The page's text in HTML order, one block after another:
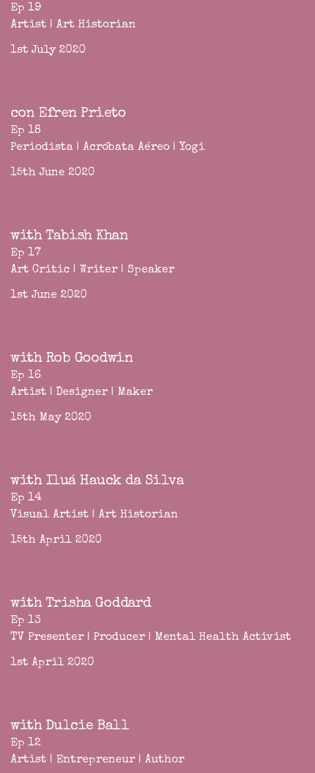
Ep 19
Artist | Art Historian
1st July 2020
con Efren Prieto
Ep 18
Periodista | Acróbata Aéreo | Yogi
15th June 2020
with Tabish Khan
Ep 17
Art Critic | Writer | Speaker
1st June 2020
with Rob Goodwin
Ep 16
Artist | Designer | Maker
15th May 2020
with Iluá Hauck da Silva
Ep 14
Visual Artist | Art Historian
15th April 2020
with Trisha Goddard
Ep 13
TV Presenter | Producer | Mental Health Activist
1st April 2020
with Dulcie Ball
Ep 12
Artist | Entrepreneur | Author